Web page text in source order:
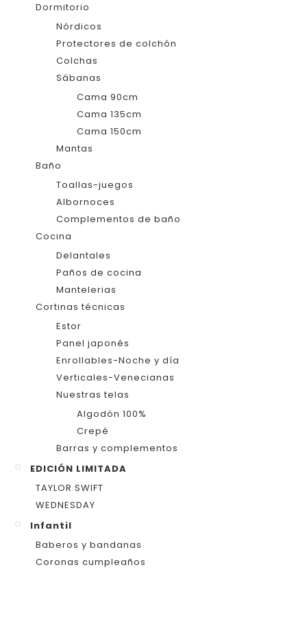
Dormitorio
Nórdicos
Protectores de colchón
Colchas
Sábanas
Cama 90cm
Cama 135cm
Cama 150cm
Mantas
Baño
Toallas-juegos
Albornoces
Complementos de baño
Cocina
Delantales
Paños de cocina
Mantelerias
Cortinas técnicas
Estor
Panel japonés
Enrollables-Noche y día
Verticales-Venecianas
Nuestras telas
Algodón 100%
Crepé
Barras y complementos
EDICIÓN LIMITADA
TAYLOR SWIFT
WEDNESDAY
Infantil
Baberos y bandanas
Coronas cumpleaños